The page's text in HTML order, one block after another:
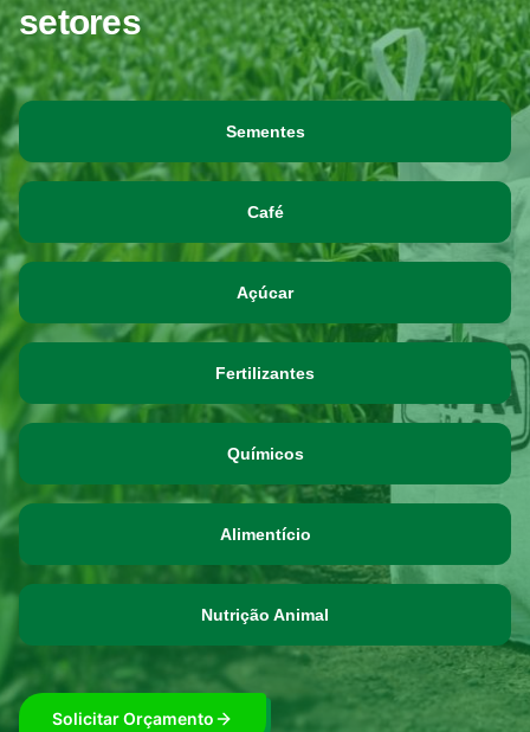
setores
Sementes
Café
Açúcar
Fertilizantes
Químicos
Alimentício
Nutrição Animal
Solicitar Orçamento